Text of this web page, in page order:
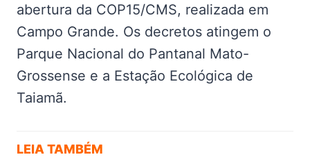
abertura da COP15/CMS, realizada em
Campo Grande. Os decretos atingem o
Parque Nacional do Pantanal Mato-
Grossense e a Estação Ecológica de
Taiamã.
LEIA TAMBÉM